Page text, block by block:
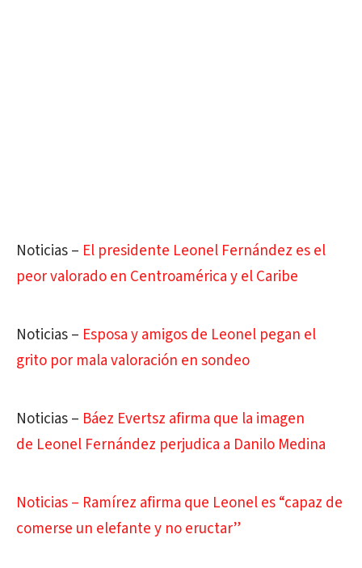
Noticias – El presidente Leonel Fernández es el
peor valorado en Centroamérica y el Caribe
Noticias – Esposa y amigos de Leonel pegan el
grito por mala valoración en sondeo
Noticias – Báez Evertsz afirma que la imagen
de Leonel Fernández perjudica a Danilo Medina
Noticias – Ramírez afirma que Leonel es “capaz de
comerse un elefante y no eructar”